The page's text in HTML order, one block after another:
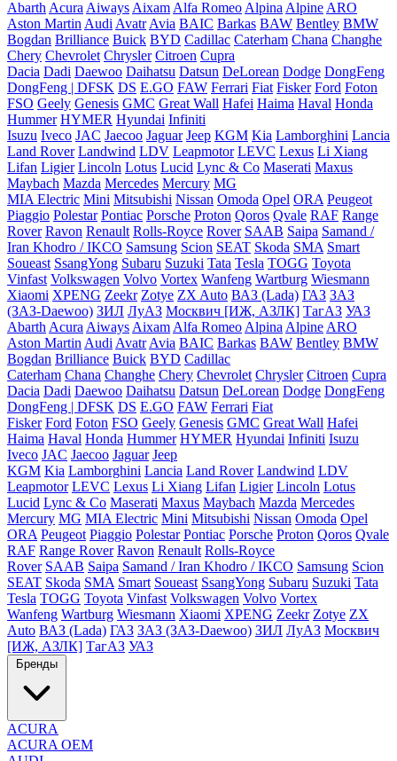
Abarth Acura Aiways Aixam Alfa Romeo Alpina Alpine ARO
Aston Martin Audi Avatr Avia BAIC Barkas BAW Bentley BMW
Bogdan Brilliance Buick BYD Cadillac Caterham Chana Changhe
Chery Chevrolet Chrysler Citroen Cupra
Dacia Dadi Daewoo Daihatsu Datsun DeLorean Dodge DongFeng
DongFeng | DFSK DS E.GO FAW Ferrari Fiat Fisker Ford Foton
FSO Geely Genesis GMC Great Wall Hafei Haima Haval Honda
Hummer HYMER Hyundai Infiniti
Isuzu Iveco JAC Jaecoo Jaguar Jeep KGM Kia Lamborghini Lancia
Land Rover Landwind LDV Leapmotor LEVC Lexus Li Xiang
Lifan Ligier Lincoln Lotus Lucid Lync & Co Maserati Maxus
Maybach Mazda Mercedes Mercury MG
MIA Electric Mini Mitsubishi Nissan Omoda Opel ORA Peugeot
Piaggio Polestar Pontiac Porsche Proton Qoros Qvale RAF Range
Rover Ravon Renault Rolls-Royce Rover SAAB Saipa Samand /
Iran Khodro / IKCO Samsung Scion SEAT Skoda SMA Smart
Soueast SsangYong Subaru Suzuki Tata Tesla TOGG Toyota
Vinfast Volkswagen Volvo Vortex Wanfeng Wartburg Wiesmann
Xiaomi XPENG Zeekr Zotye ZX Auto ВАЗ (Lada) ГАЗ ЗАЗ
(ЗАЗ-Daewoo) ЗИЛ ЛуАЗ Москвич [ИЖ, АЗЛК] ТагАЗ УАЗ
Abarth Acura Aiways Aixam Alfa Romeo Alpina Alpine ARO
Aston Martin Audi Avatr Avia BAIC Barkas BAW Bentley BMW
Bogdan Brilliance Buick BYD Cadillac
Caterham Chana Changhe Chery Chevrolet Chrysler Citroen Cupra
Dacia Dadi Daewoo Daihatsu Datsun DeLorean Dodge DongFeng
DongFeng | DFSK DS E.GO FAW Ferrari Fiat
Fisker Ford Foton FSO Geely Genesis GMC Great Wall Hafei
Haima Haval Honda Hummer HYMER Hyundai Infiniti Isuzu
Iveco JAC Jaecoo Jaguar Jeep
KGM Kia Lamborghini Lancia Land Rover Landwind LDV
Leapmotor LEVC Lexus Li Xiang Lifan Ligier Lincoln Lotus
Lucid Lync & Co Maserati Maxus Maybach Mazda Mercedes
Mercury MG MIA Electric Mini Mitsubishi Nissan Omoda Opel
ORA Peugeot Piaggio Polestar Pontiac Porsche Proton Qoros Qvale
RAF Range Rover Ravon Renault Rolls-Royce
Rover SAAB Saipa Samand / Iran Khodro / IKCO Samsung Scion
SEAT Skoda SMA Smart Soueast SsangYong Subaru Suzuki Tata
Tesla TOGG Toyota Vinfast Volkswagen Volvo Vortex
Wanfeng Wartburg Wiesmann Xiaomi XPENG Zeekr Zotye ZX
Auto ВАЗ (Lada) ГАЗ ЗАЗ (ЗАЗ-Daewoo) ЗИЛ ЛуАЗ Москвич
[ИЖ, АЗЛК] ТагАЗ УАЗ
Бренды
ACURA
ACURA OEM